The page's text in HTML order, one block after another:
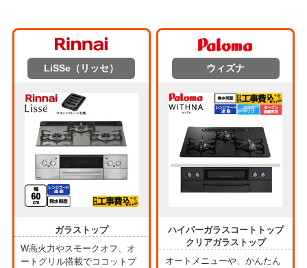
LiSSe（リッセ）
ガラストップ
W高火力やスモークオフ、オ
ートグリル搭載でココットプ
ウィズナ
ハイパーガラスコートトップ
クリアガラストップ
オートメニューや、かんたん